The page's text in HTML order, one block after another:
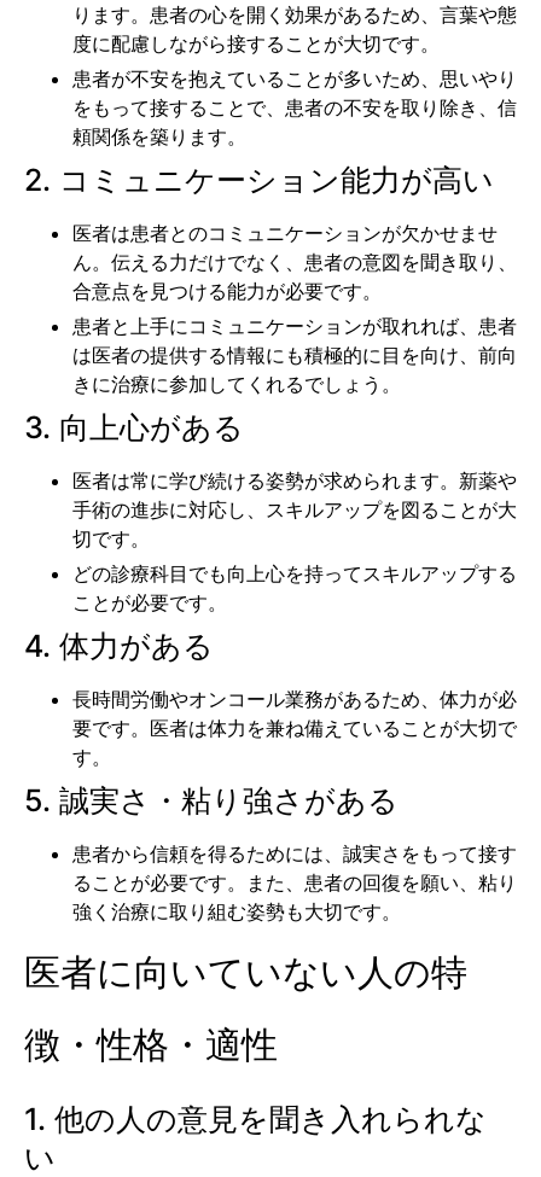
ります。患者の心を開く効果があるため、言葉や態
度に配慮しながら接することが大切です。
患者が不安を抱えていることが多いため、思いやり
をもって接することで、患者の不安を取り除き、信
頼関係を築ります。
2. コミュニケーション能力が高い
医者は患者とのコミュニケーションが欠かせませ
ん。伝える力だけでなく、患者の意図を聞き取り、
合意点を見つける能力が必要です。
患者と上手にコミュニケーションが取れれば、患者
は医者の提供する情報にも積極的に目を向け、前向
きに治療に参加してくれるでしょう。
3. 向上心がある
医者は常に学び続ける姿勢が求められます。新薬や
手術の進歩に対応し、スキルアップを図ることが大
切です。
どの診療科目でも向上心を持ってスキルアップする
ことが必要です。
4. 体力がある
長時間労働やオンコール業務があるため、体力が必
要です。医者は体力を兼ね備えていることが大切で
す。
5. 誠実さ・粘り強さがある
患者から信頼を得るためには、誠実さをもって接す
ることが必要です。また、患者の回復を願い、粘り
強く治療に取り組む姿勢も大切です。
医者に向いていない人の特
徴・性格・適性
1. 他の人の意見を聞き入れられな
い